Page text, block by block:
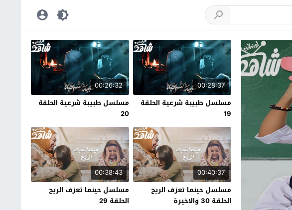
00:28:37
مسلسل طبيبة شرعية الحلقة
19
00:26:32
مسلسل طبيبة شرعية الحلقة
20
00:40:37
مسلسل حينما تعزف الريح
الحلقة 30 والاخيرة
00:38:43
مسلسل حينما تعزف الريح
الحلقة 29